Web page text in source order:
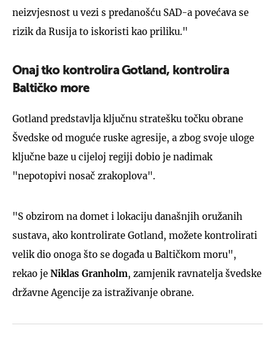
neizvjesnost u vezi s predanošću SAD-a povećava se
rizik da Rusija to iskoristi kao priliku."
Onaj tko kontrolira Gotland, kontrolira
Baltičko more
Gotland predstavlja ključnu stratešku točku obrane
Švedske od moguće ruske agresije, a zbog svoje uloge
ključne baze u cijeloj regiji dobio je nadimak
"nepotopivi nosač zrakoplova".
"S obzirom na domet i lokaciju današnjih oružanih
sustava, ako kontrolirate Gotland, možete kontrolirati
velik dio onoga što se događa u Baltičkom moru",
rekao je Niklas Granholm, zamjenik ravnatelja švedske
državne Agencije za istraživanje obrane.